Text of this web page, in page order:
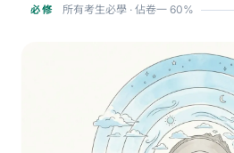
必修 所有考生必學 · 佔卷一 60%